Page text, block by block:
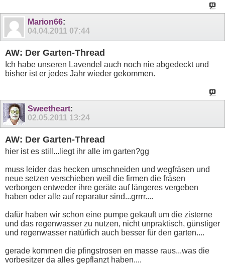
Marion66:
04.04.2011 07:44
AW: Der Garten-Thread
Ich habe unseren Lavendel auch noch nie abgedeckt und
bisher ist er jedes Jahr wieder gekommen.
Sweetheart:
02.05.2011 13:24
AW: Der Garten-Thread
hier ist es still...liegt ihr alle im garten?gg
muss leider das hecken umschneiden und wegfräsen und
neue setzen verschieben weil die firmen die fräsen
verborgen entweder ihre geräte auf längeres vergeben
haben oder alle auf reparatur sind...grrrr....
dafür haben wir schon eine pumpe gekauft um die zisterne
und das regenwasser zu nutzen, nicht unpraktisch, günstiger
und regenwasser natürlich auch besser für den garten....
gerade kommen die pfingstrosen en masse raus...was die
vorbesitzer da alles gepflanzt haben....